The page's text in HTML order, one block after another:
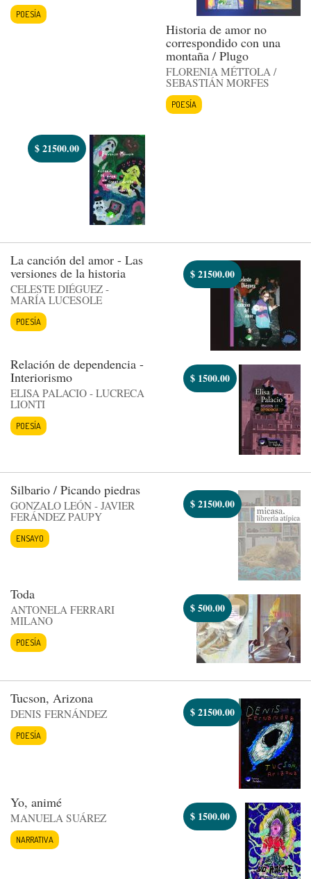
POESÍA
Historia de amor no
correspondido con una
montaña / Plugo
FLORENIA MÉTTOLA /
SEBASTIÁN MORFES
POESÍA
$21500.00
La canción del amor - Las
versiones de la historia
CELESTE DIÉGUEZ -
MARÍA LUCESOLE
POESÍA
$21500.00
Relación de dependencia -
Interiorismo
ELISA PALACIO - LUCRECA
LIONTI
POESÍA
$ 1500.00
Silbario / Picando piedras
GONZALO LEÓN - JAVIER
FERÁNDEZ PAUPY
ENSAYO
$21500.00
Toda
ANTONELA FERRARI
MILANO
POESÍA
$500.00
Tucson, Arizona
DENIS FERNÁNDEZ
POESÍA
$21500.00
Yo, animé
MANUELA SUÁREZ
NARRATIVA
$ 1500.00